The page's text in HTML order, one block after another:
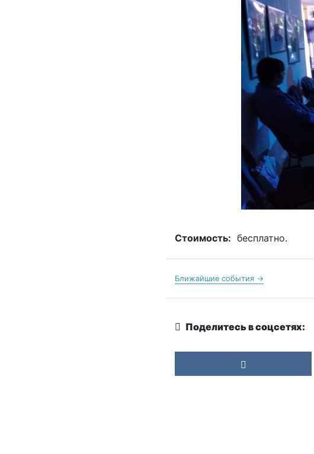
Стоимость: бесплатно.
Ближайшие события →
Поделитесь в соцсетях: